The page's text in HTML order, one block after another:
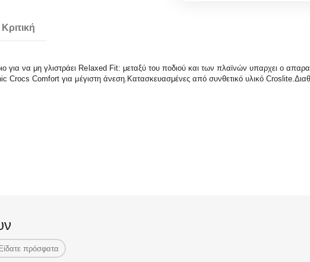
Κριτική
για να μη γλιστράει Relaxed Fit: μεταξύ του ποδιού και των πλαϊνών υπαρχει ο
Crocs Comfort για μέγιστη άνεση.Κατασκευασμένες από συνθετικό υλικό
πρόσφατα